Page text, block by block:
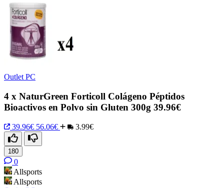
Outlet PC
4 x NaturGreen Forticoll Colágeno Péptidos
Bioactivos en Polvo sin Gluten 300g 39.96€
39.96€ 56.06€ 3.99€
180
0
Allsports
Allsports